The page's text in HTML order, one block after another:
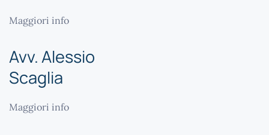
Maggiori info
Avv. Alessio
Scaglia
Maggiori info